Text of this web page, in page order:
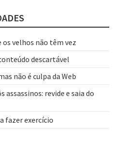
velhos não têm vez
descartável
não é culpa da Web
assassinos: revide e saia do
fazer exercício